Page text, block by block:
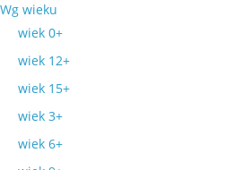
Wg wieku
wiek 0+
wiek 12+
wiek 15+
wiek 3+
wiek 6+